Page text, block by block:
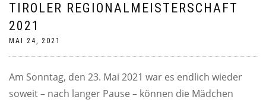
TIROLER REGIONALMEISTERSCHAFT
2021
MAI 24, 2021
Am Sonntag, den 23. Mai 2021 war es endlich wieder
soweit – nach langer Pause – können die Mädchen